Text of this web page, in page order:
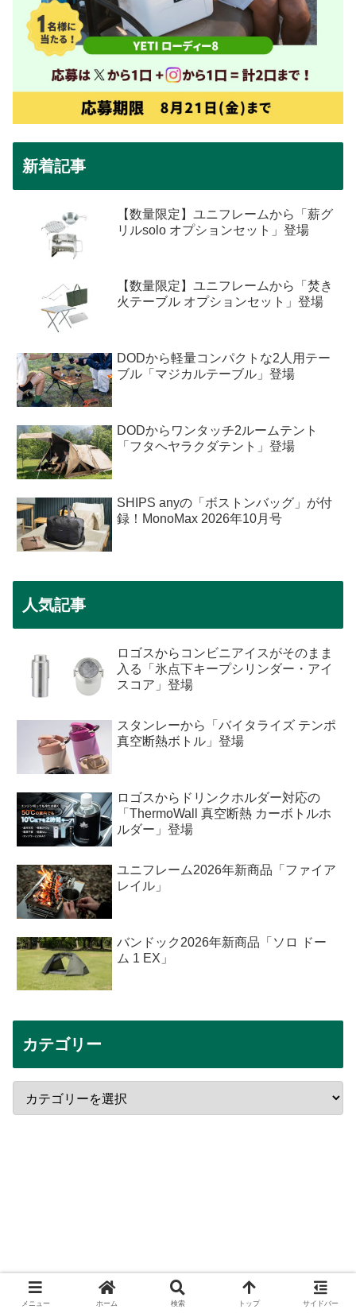
新着記事
【数量限定】ユニフレームから「薪グ
リルsolo オプションセット」登場
【数量限定】ユニフレームから「焚き
火テーブル オプションセット」登場
DODから軽量コンパクトな2人用テー
ブル「マジカルテーブル」登場
DODからワンタッチ2ルームテント
「フタヘヤラクダテント」登場
SHIPS anyの「ボストンバッグ」が付
録！MonoMax 2026年10月号
人気記事
ロゴスからコンビニアイスがそのまま
入る「氷点下キープシリンダー・アイ
スコア」登場
スタンレーから「バイタライズ テンポ
真空断熱ボトル」登場
ロゴスからドリンクホルダー対応の
「ThermoWall 真空断熱 カーボトルホ
ルダー」登場
ユニフレーム2026年新商品「ファイア
レイル」
バンドック2026年新商品「ソロ ドー
ム 1 EX」
カテゴリー
メニュー ホーム 検索 トップ サイドバー